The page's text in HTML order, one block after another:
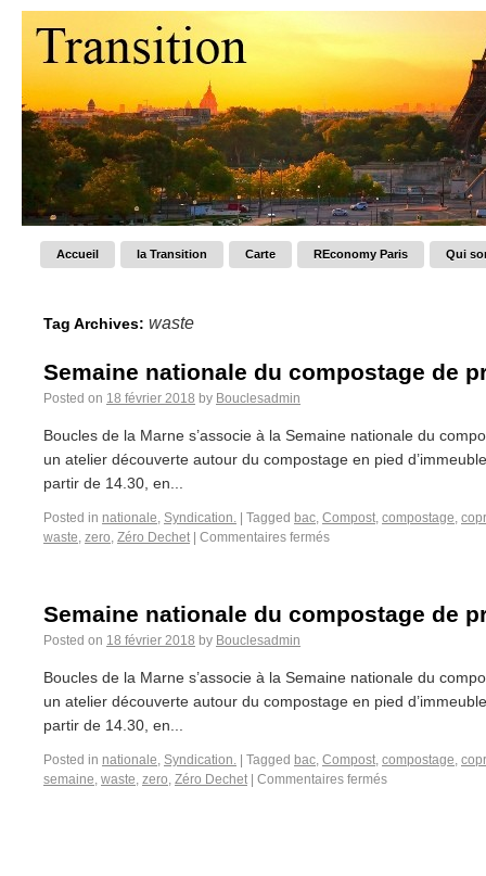
Accueil la Transition Carte REconomy Paris Qui
Tag Archives: waste
Semaine nationale du compostage de
Posted on 18 février 2018 by Bouclesadmin
Boucles de la Marne s’associe à la Semaine nationale du
un atelier découverte autour du compostage en pied
partir de 14.30, en...
Posted in nationale, Syndication. Tagged bac, Compost, compostage,
waste, zero, Zéro Dechet Commentaires fermés
Semaine nationale du compostage de
Posted on 18 février 2018 by Bouclesadmin
Boucles de la Marne s’associe à la Semaine nationale du
un atelier découverte autour du compostage en pied
partir de 14.30, en...
Posted in nationale, Syndication. Tagged bac, Compost, compostage,
semaine, waste, zero, Zéro Dechet Commentaires fermés